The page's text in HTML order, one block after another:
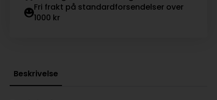
Fri frakt på standardforsendelser over
1000 kr
Beskrivelse